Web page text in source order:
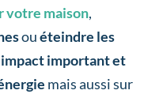
votre maison,
ouéteindre les
impact important et
mais aussi sur